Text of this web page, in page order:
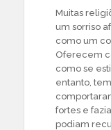
Muitas
um sorriso
como um
Oferecem
como se
entanto,
fortes e
podiam